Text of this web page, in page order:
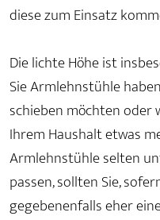
diese zum Einsatz
Die lichte Höhe ist
Sie Armlehnstühle
schieben möchten oder
Ihrem Haushalt etwas
Armlehnstühle selten
passen, sollten Sie,
gegebenenfalls eher